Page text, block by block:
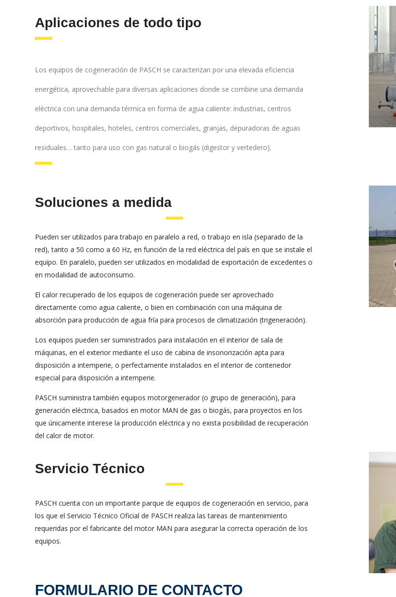
Aplicaciones de todo tipo
Los equipos de cogeneración de PASCH se caracterizan por una elevada eficiencia
energética, aprovechable para diversas aplicaciones donde se combine una demanda
eléctrica con una demanda térmica en forma de agua caliente: industrias, centros
deportivos, hospitales, hoteles, centros comerciales, granjas, depuradoras de aguas
residuales… tanto para uso con gas natural o biogás (digestor y vertedero).
Soluciones a medida
Pueden ser utilizados para trabajo en paralelo a red, o trabajo en isla (separado de la
red), tanto a 50 como a 60 Hz, en función de la red eléctrica del país en que se instale el
equipo. En paralelo, pueden ser utilizados en modalidad de exportación de excedentes o
en modalidad de autoconsumo.
El calor recuperado de los equipos de cogeneración puede ser aprovechado
directamente como agua caliente, o bien en combinación con una máquina de
absorción para producción de agua fría para procesos de climatización (trigeneración).
Los equipos pueden ser suministrados para instalación en el interior de sala de
máquinas, en el exterior mediante el uso de cabina de insonorización apta para
disposición a intemperie, o perfectamente instalados en el interior de contenedor
especial para disposición a intemperie.
PASCH suministra también equipos motorgenerador (o grupo de generación), para
generación eléctrica, basados en motor MAN de gas o biogás, para proyectos en los
que únicamente interese la producción eléctrica y no exista posibilidad de recuperación
del calor de motor.
Servicio Técnico
PASCH cuenta con un importante parque de equipos de cogeneración en servicio, para
los que el Servicio Técnico Oficial de PASCH realiza las tareas de mantenimiento
requeridas por el fabricante del motor MAN para asegurar la correcta operación de los
equipos.
FORMULARIO DE CONTACTO